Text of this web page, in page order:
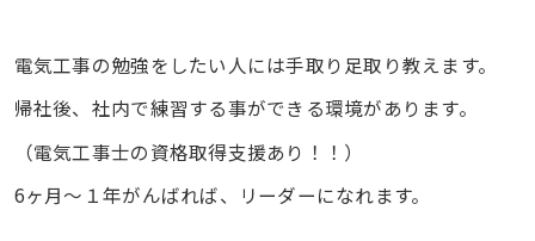
電気工事の勉強をしたい人には手取り足取り教えます。
帰社後、社内で練習する事ができる環境があります。
（電気工事士の資格取得支援あり！！）
6ヶ月～１年がんばれば、リーダーになれます。